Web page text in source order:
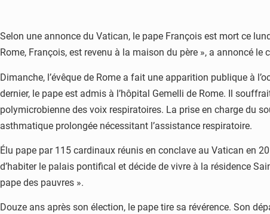
Selon une annonce du Vatican, le pape François est mort ce
Rome, François, est revenu à la maison du père », a annoncé
Dimanche, l’évêque de Rome a fait une apparition publique à
dernier, le pape est admis à l’hôpital Gemelli de Rome. Il
polymicrobienne des voix respiratoires. La prise en charge du
asthmatique prolongée nécessitant l’assistance respiratoire.
Élu pape par 115 cardinaux réunis en conclave au Vatican en
d’habiter le palais pontifical et décide de vivre à la résidence
pape des pauvres ».
Douze ans après son élection, le pape tire sa révérence. Son